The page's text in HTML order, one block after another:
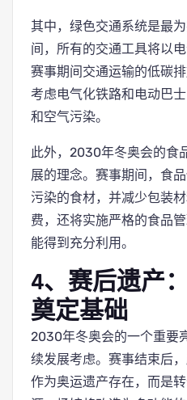
其中，绿色交通系统是最
间，所有的交通工具将以
赛事期间交通运输的低碳
考虑电气化铁路和电动巴
和空气污染。
此外，2030年冬奥会的食
展的理念。赛事期间，食
污染的食材，并减少包装
费，还将实施严格的食品
能得到充分利用。
4、赛后遗产
奠定基础
2030年冬奥会的一个重要
续发展考虑。赛事结束后
作为奥运遗产存在，而是